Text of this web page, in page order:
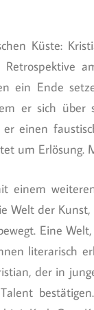
Küste:
ein Ende
er sich
einen
um Erlösung.
Welt der
Eine
literarisch
der in